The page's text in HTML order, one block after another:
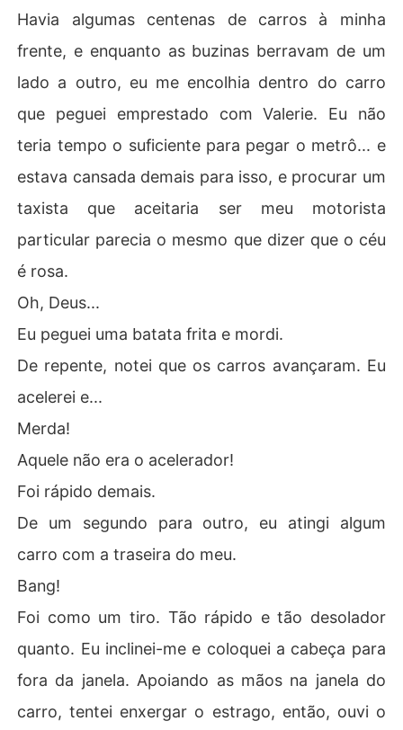
nina. - Sussurrei, levando meus lábios para perto dos s
eus. - Eu quis prová-la desde o momento em que a vi. -
Confessei. - É tão linda e adorável...
Minha mão escorregou até sua boceta, e quando toquei
sua pele quente, ela gemeu baixinho.
- Vou tocá-la, meu doce. - Eu disse. - Vou ser o seu prim
Havia algumas centenas de carros à minha
frente, e enquanto as buzinas berravam de um
lado a outro, eu me encolhia dentro do carro
que peguei emprestado com Valerie. Eu não
teria tempo o suficiente para pegar o metrô... e
estava cansada demais para isso, e procurar um
taxista que aceitaria ser meu motorista
particular parecia o mesmo que dizer que o céu
é rosa.
Oh, Deus...
Eu peguei uma batata frita e mordi.
De repente, notei que os carros avançaram. Eu
acelerei e...
Merda!
Aquele não era o acelerador!
Foi rápido demais.
De um segundo para outro, eu atingi algum
carro com a traseira do meu.
Bang!
Foi como um tiro. Tão rápido e tão desolador
quanto. Eu inclinei-me e coloquei a cabeça para
fora da janela. Apoiando as mãos na janela do
carro, tentei enxergar o estrago, então, ouvi o